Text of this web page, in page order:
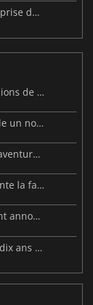
Des cartes de logiciels malveillants et une prise de contrôle de Discord ont touché Meccha Chameleon
Resident Evil: Veronica dépasse déjà 2 millions de wishlists
Beast of Reincarnation : Game Freak dévoile un nouveau pari
Big Walk est disponible : partez pour une aventure entre amis
Warhammer 40 000 : Dawn of War 4 présente la faction des Nécrons
Le DLC Nioh 3 : Hell Rising est officiellement annoncé
Forsaken Realms : Vahrin's Call sort après dix ans de développement